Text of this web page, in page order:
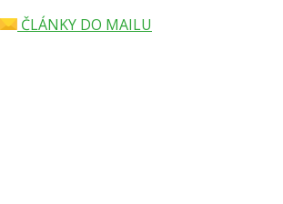
ČLÁNKY DO MAILU